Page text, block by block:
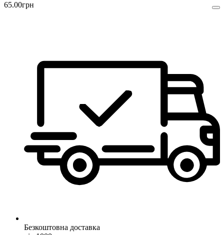
65.00грн
Безкоштовна доставка